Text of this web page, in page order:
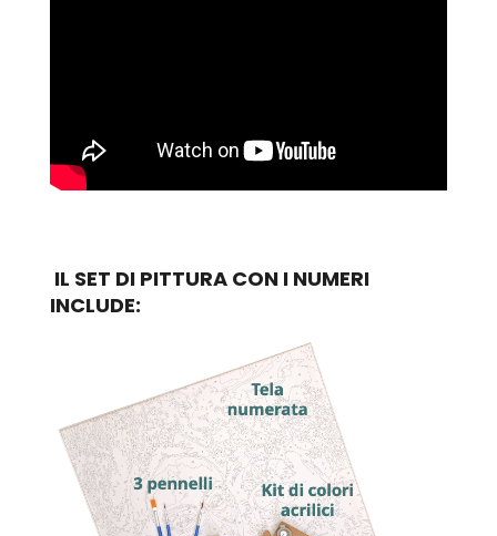
IL SET DI PITTURA CON I NUMERI
INCLUDE: